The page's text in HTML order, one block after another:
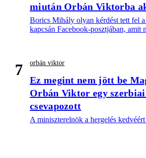
miután Orbán Viktorba
Borics Mihály olyan kérdést tett fel a
kapcsán Facebook-posztjában, amit
7 orbán viktor
Ez megint nem jött be
Orbán Viktor egy
csevapozott
A miniszterelnök a hergelés